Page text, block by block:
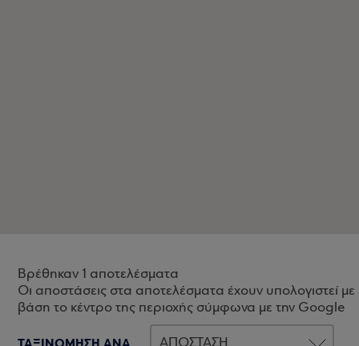
Βρέθηκαν 1 αποτελέσματα
Οι αποστάσεις στα αποτελέσματα έχουν υπολογιστεί με
βάση το κέντρο της περιοχής σύμφωνα με την Google